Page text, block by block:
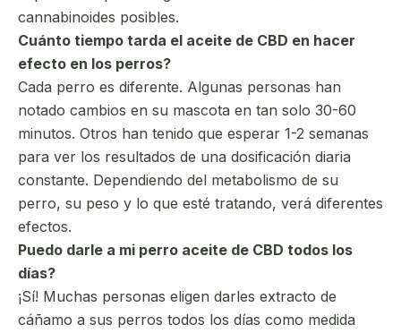
cannabinoides posibles.
Cuánto tiempo tarda el aceite de CBD en hacer
efecto en los perros?
Cada perro es diferente. Algunas personas han
notado cambios en su mascota en tan solo 30-60
minutos. Otros han tenido que esperar 1-2 semanas
para ver los resultados de una dosificación diaria
constante. Dependiendo del metabolismo de su
perro, su peso y lo que esté tratando, verá diferentes
efectos.
Puedo darle a mi perro aceite de CBD todos los
días?
¡Sí! Muchas personas eligen darles extracto de
cáñamo a sus perros todos los días como medida